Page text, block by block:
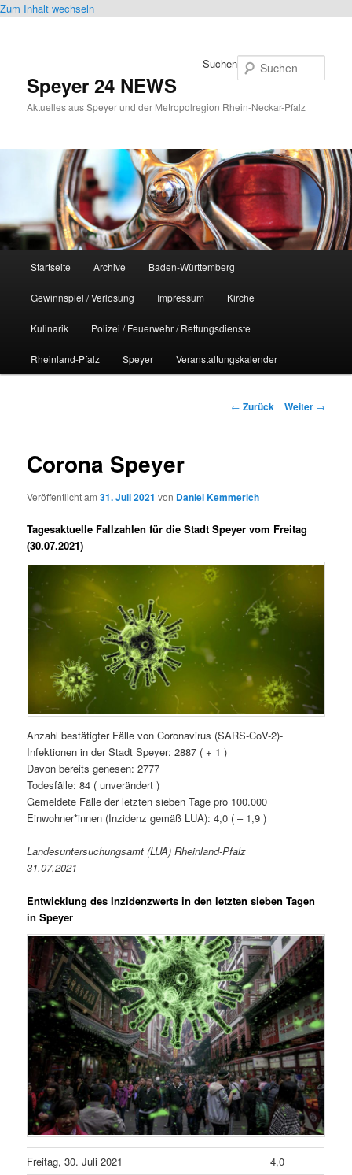
Zum Inhalt wechseln
Speyer 24 NEWS
Aktuelles aus Speyer und der Metropolregion Rhein-Neckar-Pfalz
Suchen
Startseite Archive Baden-Württemberg
Gewinnspiel / Verlosung Impressum Kirche
Kulinarik Polizei / Feuerwehr / Rettungsdienste
Rheinland-Pfalz Speyer Veranstaltungskalender
Beitrags-
← Zurück Weiter →
Corona Speyer
Veröffentlicht am31. Juli 2021 von Daniel Kemmerich
Tagesaktuelle Fallzahlen für die Stadt Speyer vom Freitag
(30.07.2021)
Anzahl bestätigter Fälle von Coronavirus (SARS-CoV-2)-
Infektionen in der Stadt Speyer: 2887 ( + 1 )
Davon bereits genesen: 2777
Todesfälle: 84 ( unverändert )
Gemeldete Fälle der letzten sieben Tage pro 100.000
Einwohner*innen (Inzidenz gemäß LUA): 4,0 ( – 1,9 )
Landesuntersuchungsamt (LUA) Rheinland-Pfalz
31.07.2021
Entwicklung des Inzidenzwerts in den letzten sieben Tagen
in Speyer
Freitag, 30. Juli 2021
4,0